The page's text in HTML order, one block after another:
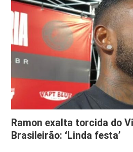
Ramon exalta torcida do
Brasileirão: ‘Linda festa’